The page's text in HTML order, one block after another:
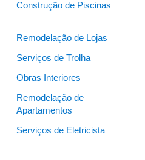
Construção de Piscinas
Remodelação de Lojas
Serviços de Trolha
Obras Interiores
Remodelação de
Apartamentos
Serviços de Eletricista